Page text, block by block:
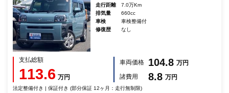
走行距離
7.0万Km
排気量
660cc
車検
車検整備付
修復歴
なし
支払総額
113.6 万円
車両価格 104.8 万円
諸費用
8.8 万円
法定整備付き | 保証付き (部分保証 12ヶ月：走行無制限)